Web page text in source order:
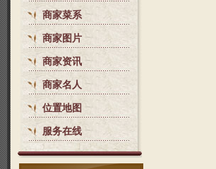
商家菜系
商家图片
商家资讯
商家名人
位置地图
服务在线